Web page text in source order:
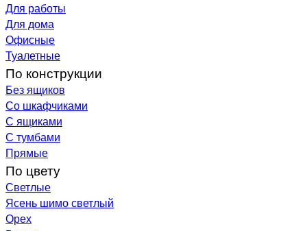
Для работы
Для дома
Офисные
Туалетные
По конструкции
Без ящиков
Со шкафчиками
С ящиками
С тумбами
Прямые
По цвету
Светлые
Ясень шимо светлый
Орех